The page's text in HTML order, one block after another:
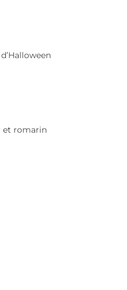
et romarin